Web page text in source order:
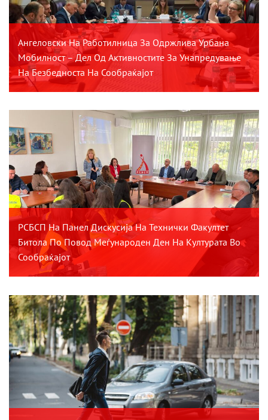
Ангеловски На Работилница За Одржлива Урбана
Мобилност – Дел Од Активностите За Унапредување
На Безбедноста На Сообраќајот
РСБСП На Панел Дискусија На Технички Факултет
Битола По Повод Меѓународен Ден На Културата Во
Сообраќајот